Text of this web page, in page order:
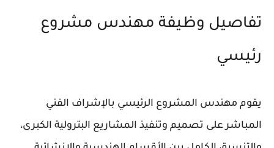
تفاصيل وظيفة مهندس مشروع
رئيسي
يقوم مهندس المشروع الرئيسي بالإشراف الفني
المباشر على تصميم وتنفيذ المشاريع البترولية الكبرى،